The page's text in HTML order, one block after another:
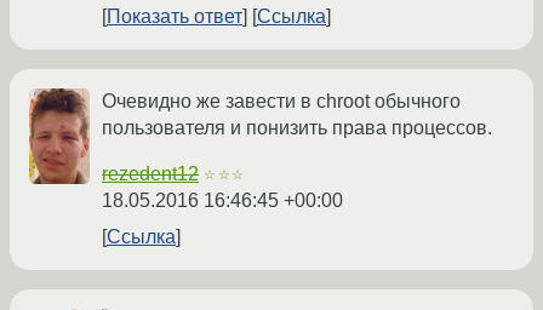
Показать ответ
Ссылка
Очевидно же завести в chroot обычного
пользователя и понизить права процессов.
rezedent12 ☆☆☆
18.05.2016 16:46:45 +00:00
Ссылка